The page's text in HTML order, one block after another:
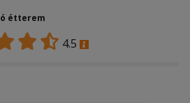
étterem
4.5